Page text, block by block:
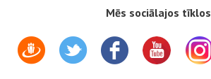
Mēs sociālajos tīklos